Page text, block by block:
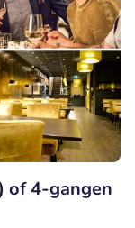
of 4-gangen